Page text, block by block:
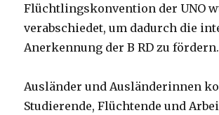
Flüchtlingskonvention der UNO
verabschiedet, um dadurch die
Anerkennung der B RD zu fördern.
Ausländer und Ausländerinnen
Studierende, Flüchtende und